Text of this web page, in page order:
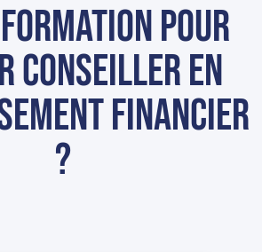
pour
conseiller en
financier
?